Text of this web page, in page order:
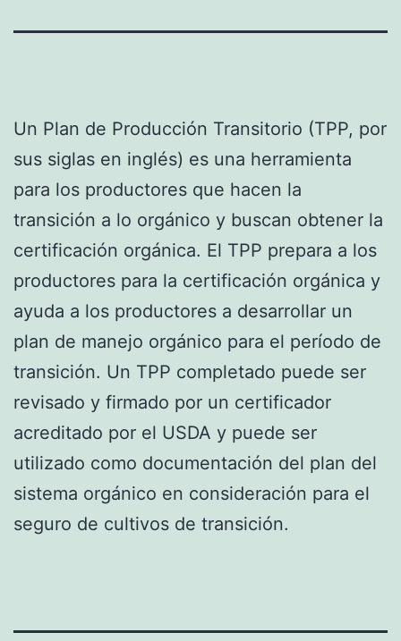
Un Plan de Producción Transitorio (TPP, por
sus siglas en inglés) es una herramienta
para los productores que hacen la
transición a lo orgánico y buscan obtener la
certificación orgánica. El TPP prepara a los
productores para la certificación orgánica y
ayuda a los productores a desarrollar un
plan de manejo orgánico para el período de
transición. Un TPP completado puede ser
revisado y firmado por un certificador
acreditado por el USDA y puede ser
utilizado como documentación del plan del
sistema orgánico en consideración para el
seguro de cultivos de transición.